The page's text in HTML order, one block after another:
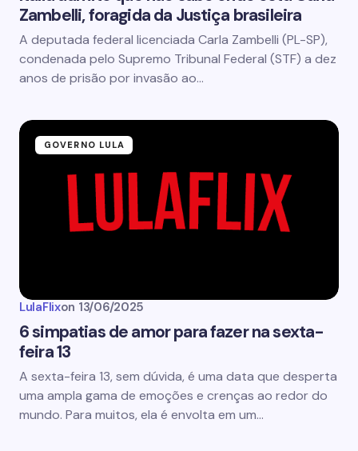
Zambelli, foragida da Justiça brasileira
A deputada federal licenciada Carla Zambelli (PL-SP),
condenada pelo Supremo Tribunal Federal (STF) a dez
anos de prisão por invasão ao…
GOVERNO LULA
LulaFlixon 13/06/2025
6 simpatias de amor para fazer na sexta-
feira 13
A sexta-feira 13, sem dúvida, é uma data que desperta
uma ampla gama de emoções e crenças ao redor do
mundo. Para muitos, ela é envolta em um…